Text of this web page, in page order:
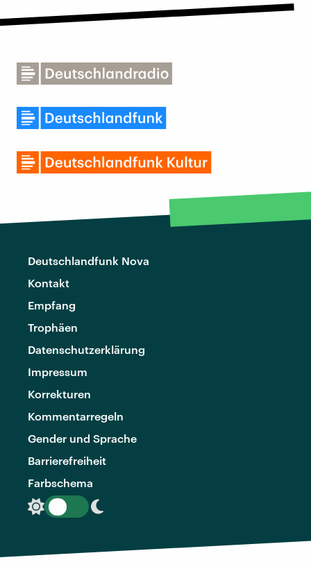
Deutschlandfunk Nova
Kontakt
Empfang
Trophäen
Datenschutzerklärung
Impressum
Korrekturen
Kommentarregeln
Gender und Sprache
Barrierefreiheit
Farbschema